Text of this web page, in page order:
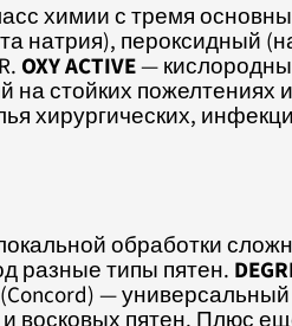
химии с тремя
натрия), пероксидный
OXY ACTIVE—
стойких пожелтениях
хирургических,
обработки
разные типы пятен.
(Concord) —